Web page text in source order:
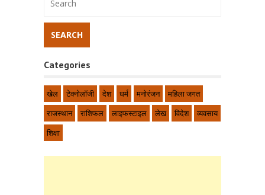
Categories
खेल टेक्नोलॉजी देश धर्म मनोरंजन
महिला जगत
राजस्थान
राशिफल लाइफस्टाइल लेख विदेश
व्यवसाय
शिक्षा